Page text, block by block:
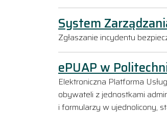
System
Zgłaszanie incydentu
ePUAP w
Elektroniczna Platforma
obywateli z jednostkami
i formularzy w ujednolicony,